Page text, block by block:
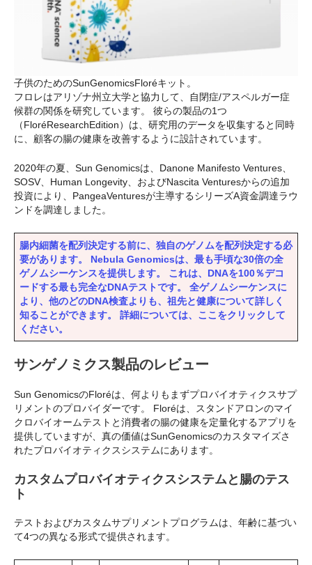
子供のためのSunGenomicsFloréキット。
フロレはアリゾナ州立大学と協力して、自閉症/アスペルガー症
候群の関係を研究しています。 彼らの製品の1つ
（FloréResearchEdition）は、研究用のデータを収集すると同時
に、顧客の腸の健康を改善するように設計されています。
2020年の夏、Sun Genomicsは、Danone Manifesto Ventures、
SOSV、Human Longevity、およびNascita Venturesからの追加
投資により、PangeaVenturesが主導するシリーズA資金調達ラウ
ンドを調達しました。
腸内細菌を配列決定する前に、独自のゲノムを配列決定する必
要があります。 Nebula Genomicsは、最も手頃な30倍の全
ゲノムシーケンスを提供します。 これは、DNAを100％デコ
ードする最も完全なDNAテストです。 全ゲノムシーケンスに
より、他のどのDNA検査よりも、祖先と健康について詳しく
知ることができます。 詳細については、ここをクリックして
ください。
サンゲノミクス製品のレビュー
Sun GenomicsのFloréは、何よりもまずプロバイオティクスサプ
リメントのプロバイダーです。 Floréは、スタンドアロンのマイ
クロバイオームテストと消費者の腸の健康を定量化するアプリを
提供していますが、真の価値はSunGenomicsのカスタマイズさ
れたプロバイオティクスシステムにあります。
カスタムプロバイオティクスシステムと腸のテス
ト
テストおよびカスタムサプリメントプログラムは、年齢に基づい
て4つの異なる形式で提供されます。